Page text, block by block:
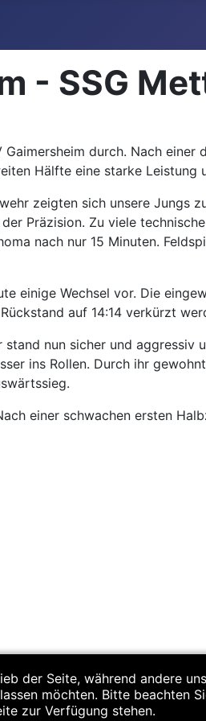
- SSG
durch. Nach
Hälfte eine starke Leistung
zeigten sich unsere Jungs
Präzision. Zu viele
nach nur 15 Minuten.
einige Wechsel vor. Die
auf 14:14 verkürzt
nun sicher und aggressiv
ins Rollen. Durch ihr
einer schwachen ersten
der Seite, während andere
möchten. Bitte beachten
zur Verfügung stehen.